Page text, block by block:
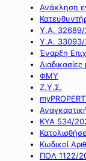
Ανάκληση
Υ.Α. 32689/
Υ.Α. 33093/
Έναρξη
ΦΜΥ
Ζ.Υ.Σ.
ΚΥΑ 534/
Κωδικοί
ΠΟΛ 1122/